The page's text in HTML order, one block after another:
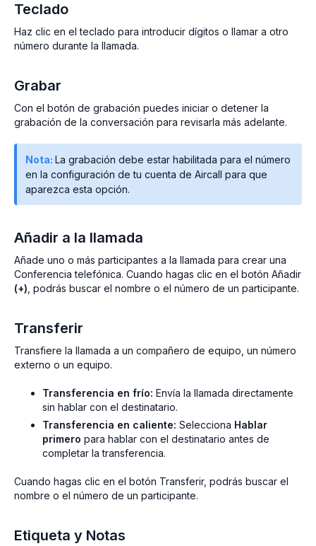
Teclado
Haz clic en el teclado para introducir dígitos o llamar a otro
número durante la llamada.
Grabar
Con el botón de grabación puedes iniciar o detener la
grabación de la conversación para revisarla más adelante.
Nota: La grabación debe estar habilitada para el número
en la configuración de tu cuenta de Aircall para que
aparezca esta opción.
Añadir a la llamada
Añade uno o más participantes a la llamada para crear una
Conferencia telefónica. Cuando hagas clic en el botón Añadir
(+) , podrás buscar el nombre o el número de un participante.
Transferir
Transfiere la llamada a un compañero de equipo, un número
externo o un equipo.
Transferencia en frío: Envía la llamada directamente
sin hablar con el destinatario.
Transferencia en caliente: Selecciona Hablar
primero para hablar con el destinatario antes de
completar la transferencia.
Cuando hagas clic en el botón Transferir, podrás buscar el
nombre o el número de un participante.
Etiqueta y Notas